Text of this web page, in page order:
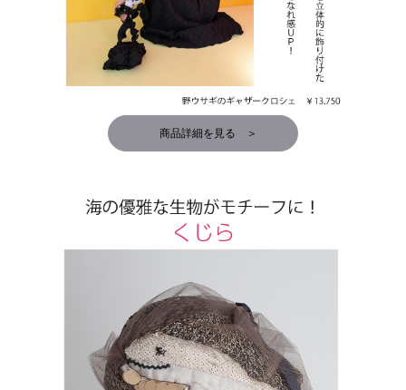
商品詳細を見る ＞